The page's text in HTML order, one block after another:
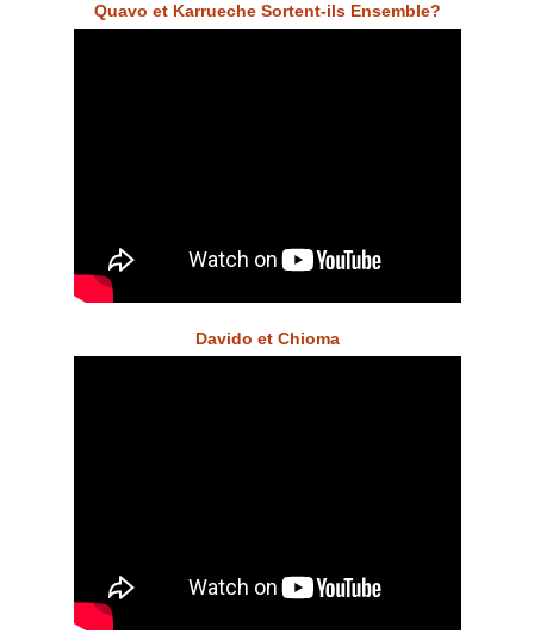
Quavo et Karrueche Sortent-ils Ensemble?
Davido et Chioma